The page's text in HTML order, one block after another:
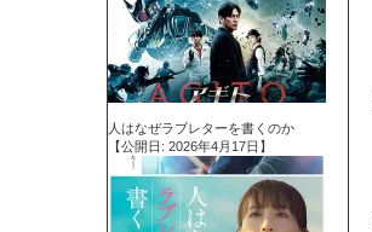
人はなぜラブレターを書くのか
【公開日: 2026年4月17日】